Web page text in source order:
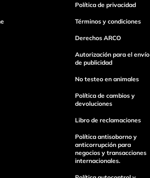
un comentario
Enviar Comentario
Política de privacidad
Términos y condiciones
Derechos ARCO
Autorización para el envío
de publicidad
No testeo en animales
Política de cambios y
devoluciones
Libro de reclamaciones
Política antisoborno y
anticorrupción para
negocios y transacciones
internacionales.